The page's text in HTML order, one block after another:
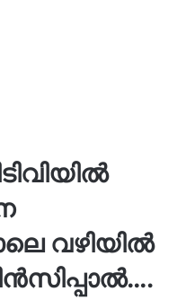
വഴിയില്‍